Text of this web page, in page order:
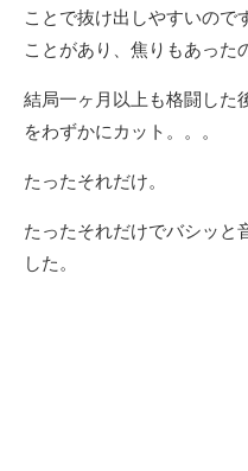
ことで抜け出しやすいので
ことがあり、焦りもあった
結局一ヶ月以上も格闘した
をわずかにカット。。。
たったそれだけ。
たったそれだけでバシッと
した。